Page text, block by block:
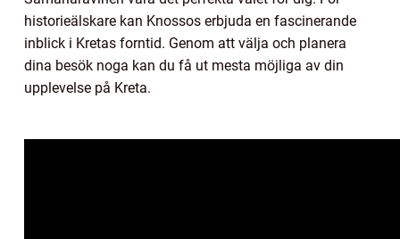
historieälskare kan Knossos erbjuda en fascinerande
inblick i Kretas forntid. Genom att välja och planera
dina besök noga kan du få ut mesta möjliga av din
upplevelse på Kreta.